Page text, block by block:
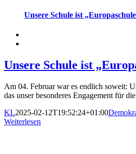
Unsere Schule ist
Unsere Schule ist
Am 04. Februar war es endlich soweit:
das unser besonderes Engagement für
KL2025-02-12T19:52:24+01:00
Weiterlesen